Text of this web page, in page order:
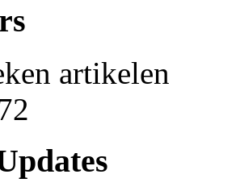
artikelen